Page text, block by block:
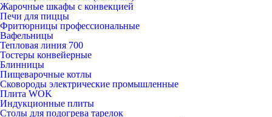
Жарочные шкафы с конвекцией
Печи для пиццы
Фритюрницы профессиональные
Вафельницы
Тепловая линия 700
Тостеры конвейерные
Блинницы
Пищеварочные котлы
Сковороды электрические промышленные
Плита WOK
Индукционные плиты
Столы для подогрева тарелок